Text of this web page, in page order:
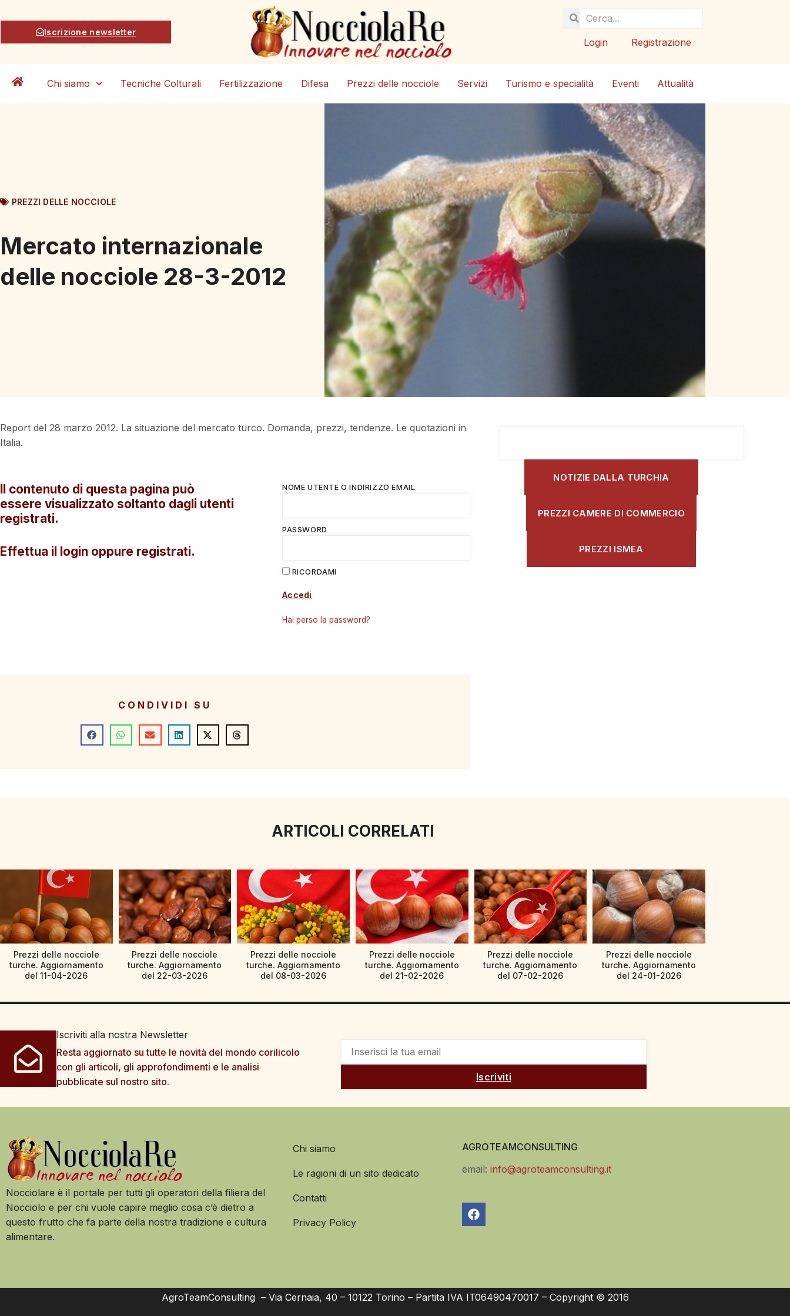
Iscrizione newsletter
Login Registrazione
Chi siamo Tecniche Colturali Fertilizzazione Difesa Prezzi delle nocciole Servizi Turismo e specialità Eventi Attualità
PREZZI DELLE NOCCIOLE
Mercato internazionale
delle nocciole 28-3-2012
Report del 28 marzo 2012. La situazione del mercato turco. Domanda, prezzi, tendenze. Le quotazioni in
Italia.
Il contenuto di questa pagina può
essere visualizzato soltanto dagli utenti
registrati.
Effettua il login oppure registrati.
NOME UTENTE O INDIRIZZO EMAIL
PASSWORD
RICORDAMI
Accedi
Hai perso la password?
CONDIVIDI SU
NOTIZIE DALLA TURCHIA
PREZZI CAMERE DI COMMERCIO
PREZZI ISMEA
ARTICOLI CORRELATI
Prezzi delle nocciole
turche. Aggiornamento
del 11-04-2026
Prezzi delle nocciole
turche. Aggiornamento
del 22-03-2026
Prezzi delle nocciole
turche. Aggiornamento
del 08-03-2026
Prezzi delle nocciole
turche. Aggiornamento
del 21-02-2026
Prezzi delle nocciole
turche. Aggiornamento
del 07-02-2026
Prezzi delle nocciole
turche. Aggiornamento
del 24-01-2026
Iscriviti alla nostra Newsletter
Resta aggiornato su tutte le novità del mondo corilicolo
con gli articoli, gli approfondimenti e le analisi
pubblicate sul nostro sito.
Iscriviti
Nocciolare è il portale per tutti gli operatori della filiera del
Nocciolo e per chi vuole capire meglio cosa c’è dietro a
questo frutto che fa parte della nostra tradizione e cultura
alimentare.
Chi siamo
Le ragioni di un sito dedicato
Contatti
Privacy Policy
AGROTEAMCONSULTING
email:info@agroteamconsulting.it
AgroTeamConsulting – Via Cernaia, 40 – 10122 Torino – Partita IVA IT06490470017 – Copyright © 2016